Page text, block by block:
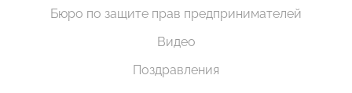
Бюро по защите прав предпринимателей
Видео
Поздравления